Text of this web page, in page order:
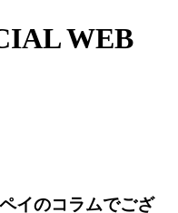
イのコラムでござ